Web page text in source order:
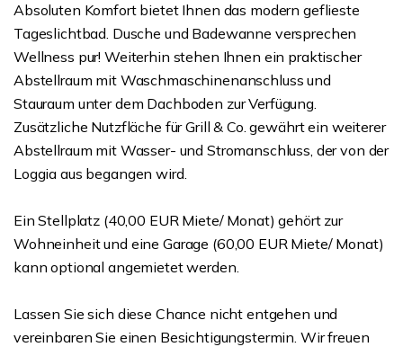
Absoluten Komfort bietet Ihnen das modern geflieste
Tageslichtbad. Dusche und Badewanne versprechen
Wellness pur! Weiterhin stehen Ihnen ein praktischer
Abstellraum mit Waschmaschinenanschluss und
Stauraum unter dem Dachboden zur Verfügung.
Zusätzliche Nutzfläche für Grill & Co. gewährt ein weiterer
Abstellraum mit Wasser- und Stromanschluss, der von der
Loggia aus begangen wird.
Ein Stellplatz (40,00 EUR Miete/ Monat) gehört zur
Wohneinheit und eine Garage (60,00 EUR Miete/ Monat)
kann optional angemietet werden.
Lassen Sie sich diese Chance nicht entgehen und
vereinbaren Sie einen Besichtigungstermin. Wir freuen